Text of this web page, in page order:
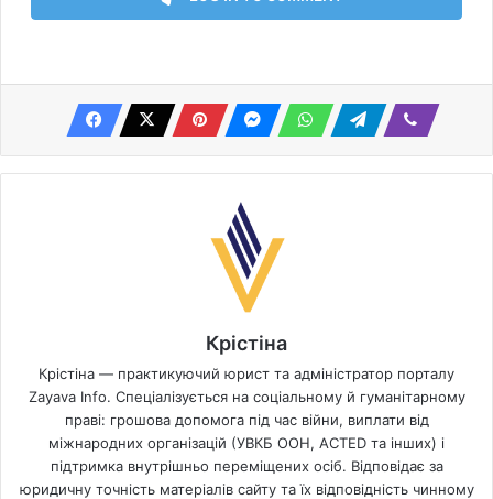
Крістіна
Крістіна — практикуючий юрист та адміністратор порталу
Zayava Info. Спеціалізується на соціальному й гуманітарному
праві: грошова допомога під час війни, виплати від
міжнародних організацій (УВКБ ООН, ACTED та інших) і
підтримка внутрішньо переміщених осіб. Відповідає за
юридичну точність матеріалів сайту та їх відповідність чинному